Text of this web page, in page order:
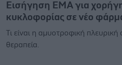
Εισήγηση ΕΜΑ για
κυκλοφορίας σε νέο
Τι είναι η αμυοτροφική
θεραπεία.